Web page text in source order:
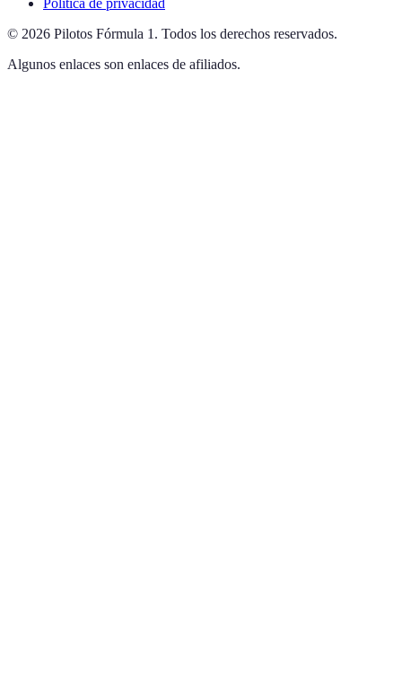
Política de privacidad
© 2026 Pilotos Fórmula 1 . Todos los derechos reservados.
Algunos enlaces son enlaces de afiliados.